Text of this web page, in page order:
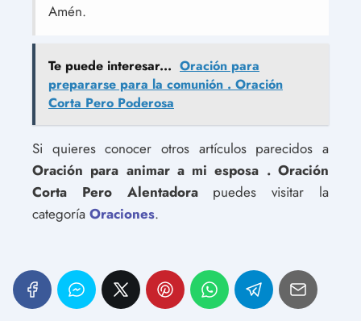
Amén.
Te puede interesar... Oración para
prepararse para la comunión . Oración
Corta Pero Poderosa
Si quieres conocer otros artículos parecidos a
Oración para animar a mi esposa . Oración
Corta Pero Alentadorapuedes visitar la
categoría Oraciones.